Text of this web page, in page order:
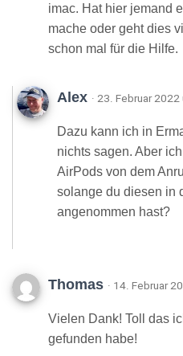
imac. Hat hier jemand
mache oder geht dies
schon mal für die Hilfe.
Alex · 23. Februar
Dazu kann ich in
nichts sagen. Aber
AirPods von dem
solange du diesen in
angenommen hast?
Thomas · 14. Februar
Vielen Dank! Toll das
gefunden habe!